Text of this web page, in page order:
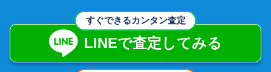
すぐできるカンタン査定
LINEで査定してみる